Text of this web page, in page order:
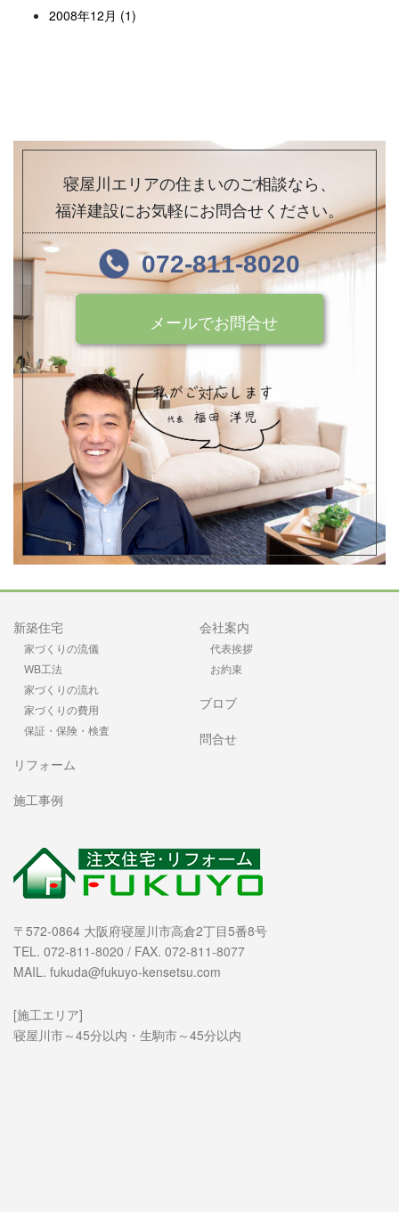
2008年12月 (1)
寝屋川エリアの住まいのご相談なら、
福洋建設にお気軽にお問合せください。
072-811-8020
メールでお問合せ
新築住宅
家づくりの流儀
WB工法
家づくりの流れ
家づくりの費用
保証・保険・検査
リフォーム
施工事例
会社案内
代表挨拶
お約束
ブロブ
問合せ
〒572-0864 大阪府寝屋川市高倉2丁目5番8号
TEL. 072-811-8020 / FAX. 072-811-8077
MAIL. fukuda@fukuyo-kensetsu.com
[施工エリア]
寝屋川市～45分以内・生駒市～45分以内